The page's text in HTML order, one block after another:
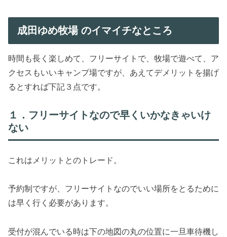
成田ゆめ牧場 のイマイチなところ
時間も長く楽しめて、フリーサイトで、牧場で遊べて、ア
クセスもいいキャンプ場ですが、あえてデメリットを揚げ
るとすれば下記３点です。
１．フリーサイトなので早くいかなきゃいけ
ない
これはメリットとのトレード。
予約制ですが、フリーサイトなのでいい場所をとるために
は早く行く必要があります。
受付が混んでいる時は下の地図の丸の位置に一旦車待機し